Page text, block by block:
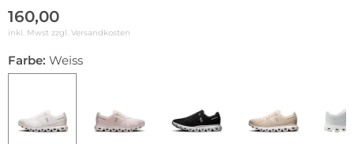
160,00
inkl. Mwst zzgl. Versandkosten
Farbe: Weiss